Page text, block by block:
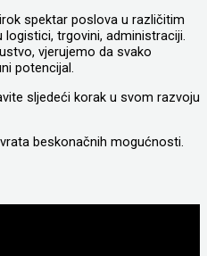
spektar poslova u različitim
trgovini, administraciji.
vjerujemo da svako
potencijal.
sljedeći korak u svom razvoju
beskonačnih mogućnosti.